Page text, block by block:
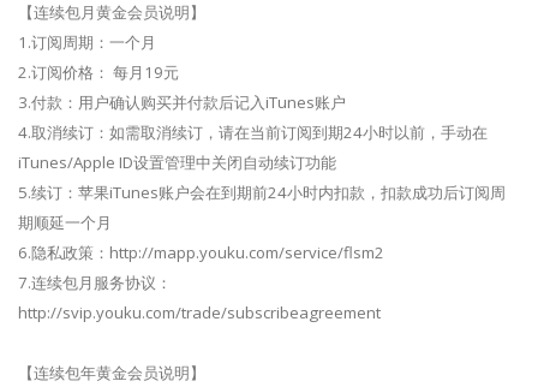
【连续包月黄金会员说明】
1.订阅周期：一个月
2.订阅价格： 每月19元
3.付款：用户确认购买并付款后记入iTunes账户
4.取消续订：如需取消续订，请在当前订阅到期24小时以前，手动在
iTunes/Apple ID设置管理中关闭自动续订功能
5.续订：苹果iTunes账户会在到期前24小时内扣款，扣款成功后订阅周
期顺延一个月
6.隐私政策：http://mapp.youku.com/service/flsm2
7.连续包月服务协议：
http://svip.youku.com/trade/subscribeagreement
【连续包年黄金会员说明】